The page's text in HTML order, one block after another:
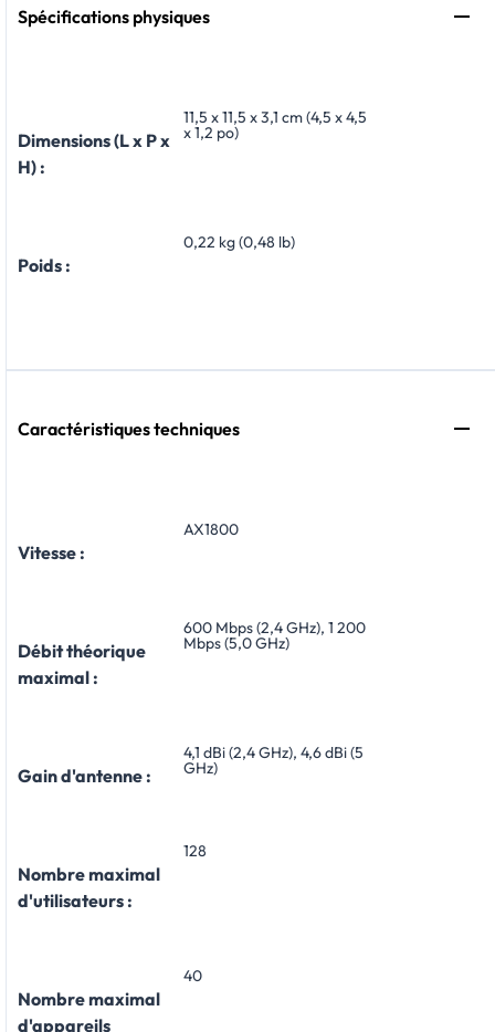
Spécifications physiques
Dimensions (L x P x
H) :
11,5 x 11,5 x 3,1 cm (4,5 x 4,5
x 1,2 po)
Poids :
0,22 kg (0,48 lb)
Caractéristiques techniques
Vitesse :
AX1800
Débit théorique
maximal :
600 Mbps (2,4 GHz), 1 200
Mbps (5,0 GHz)
Gain d'antenne :
4,1 dBi (2,4 GHz), 4,6 dBi (5
GHz)
Nombre maximal
d'utilisateurs :
128
Nombre maximal
d'appareils
40